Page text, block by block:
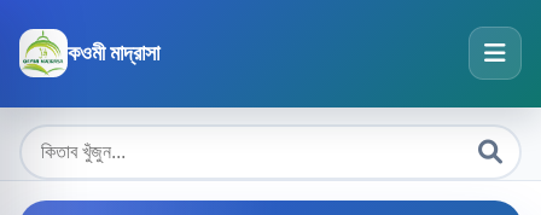
কওমী মাদ্রাসা